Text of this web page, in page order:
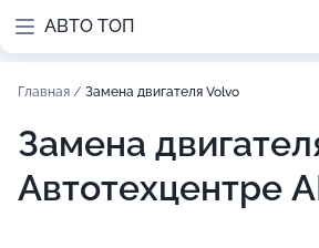
АВТО ТОП
Главная / Замена двигателя Volvo
Замена
Автотехцентре